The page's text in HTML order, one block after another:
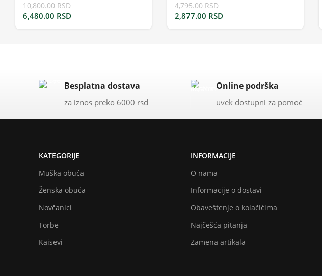
10,800.00RSD
6,480.00 RSD
4,795.00RSD
2,877.00 RSD
Besplatna dostava
za iznos preko 6000 rsd
Online podrška
uvek dostupni za pomoć
KATEGORIJE
Muška obuća
Ženska obuća
Novčanici
Torbe
Kaisevi
INFORMACIJE
O nama
Informacije o dostavi
Obaveštenje o kolačićima
Najčešća pitanja
Zamena artikala